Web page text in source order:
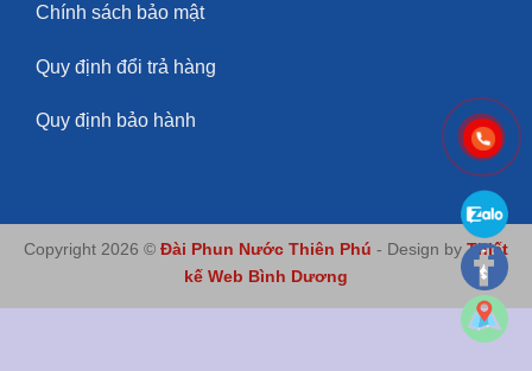
Chính sách bảo mật
Quy định đổi trả hàng
Quy định bảo hành
Copyright 2026 © Đài Phun Nước Thiên Phú - Design byThiết
kế Web Bình Dương